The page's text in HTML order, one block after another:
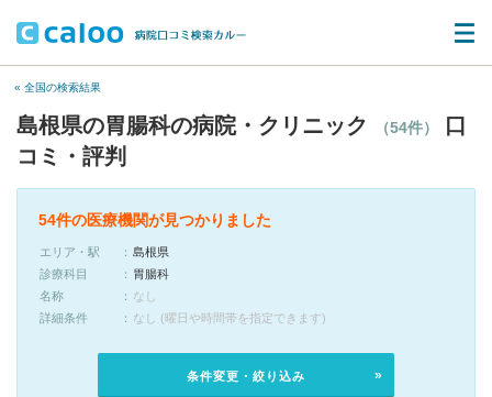
« 全国の検索結果
島根県の胃腸科の病院・クリニック （54件）
口
コミ・評判
54件の医療機関が見つかりました
エリア・駅
島根県
診療科目
胃腸科
名称
なし
詳細条件
なし (曜日や時間帯を指定できます)
条件変更・絞り込み